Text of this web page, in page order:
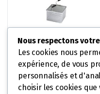
1 PANIER CUISEUR À PÂTES
239,00€
Le
167,30 €
Le AJOUTER AU
Nous respectons
Les cookies nous
expérience, de vous
personnalisés et
choisir les cookies